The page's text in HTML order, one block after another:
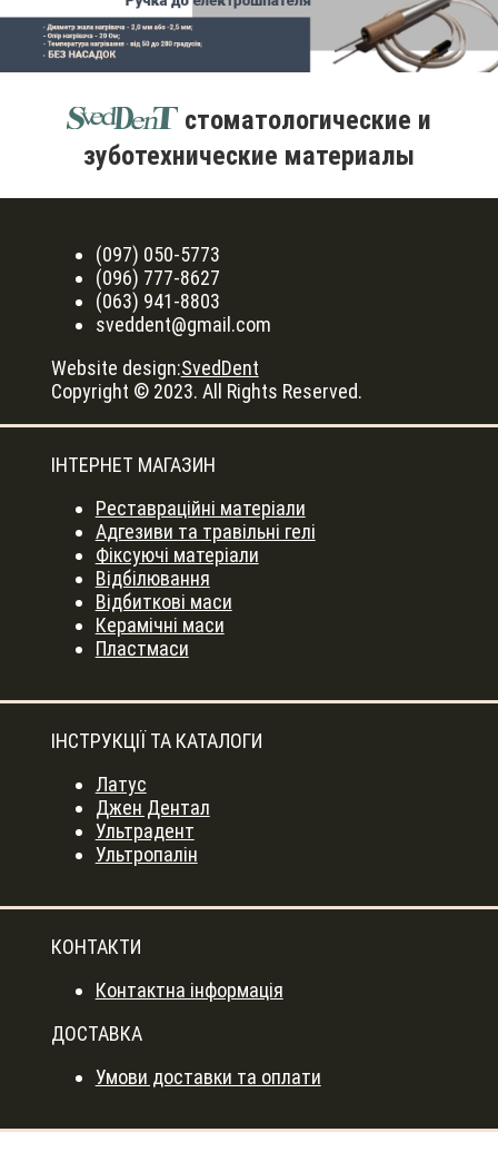
стоматологические и
зуботехнические материалы
(097) 050-5773
(096) 777-8627
(063) 941-8803
sveddent@gmail.com
Website design:SvedDent
Copyright © 2023. All Rights Reserved.
ІНТЕРНЕТ МАГАЗИН
Реставраційні матеріали
Адгезиви та травільні гелі
Фіксуючі матеріали
Відбілювання
Відбиткові маси
Керамічні маси
Пластмаси
ІНСТРУКЦІЇ ТА КАТАЛОГИ
Латус
Джен Дентал
Ультрадент
Ультропалін
КОНТАКТИ
Контактна інформація
ДОСТАВКА
Умови доставки та оплати